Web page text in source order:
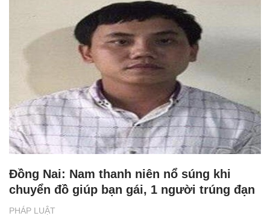
PHÁP LUẬT
Đồng Nai: Nam thanh niên nổ súng khi
chuyển đồ giúp bạn gái, 1 người trúng đạn